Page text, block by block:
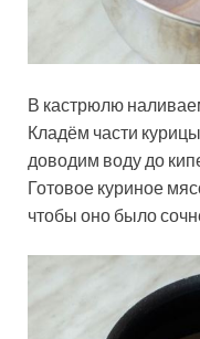
В кастрюлю
Кладём части
доводим воду до
Готовое куриное
чтобы оно было